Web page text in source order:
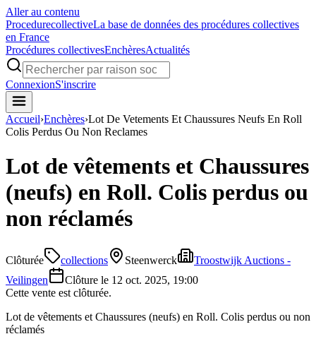
Aller au contenu
ProcedurecollectiveLa base de données des procédures collectives
en France
Procédures collectivesEnchèresActualités
ConnexionS'inscrire
Accueil›Enchères›Lot De Vetements Et Chaussures Neufs En Roll
Colis Perdus Ou Non Reclames
Lot de vêtements et Chaussures
(neufs) en Roll. Colis perdus ou
non réclamés
Clôturée collections Steenwerck
Troostwijk Auctions -
Veilingen
Clôture le 12 oct. 2025, 19:00
Cette vente est clôturée.
Lot de vêtements et Chaussures (neufs) en Roll. Colis perdus ou non
réclamés